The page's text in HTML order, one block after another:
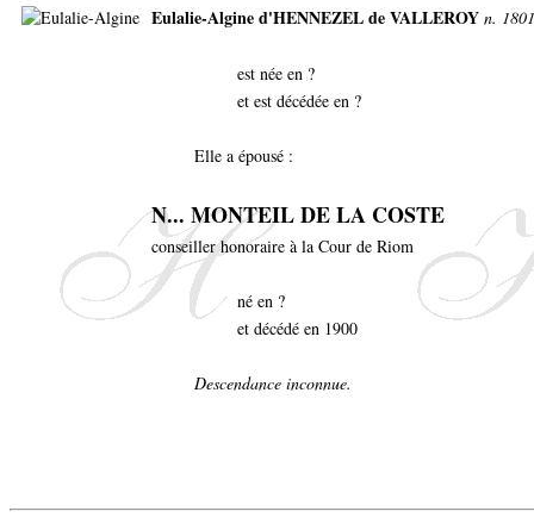
Eulalie-Algine d'HENNEZEL de VALLEROY n.
est née en ?
et est décédée en ?
Elle a épousé :
N... MONTEIL DE LA COSTE
conseiller honoraire à la Cour de Riom
né en ?
et décédé en 1900
Descendance inconnue.